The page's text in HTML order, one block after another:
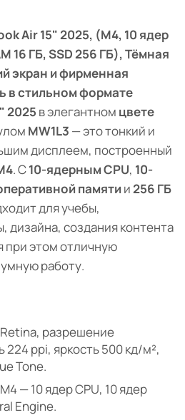
Air 15" 2025, (M4, 10 ядер
16 ГБ, SSD 256 ГБ), Тёмная
экран и фирменная
в стильном формате
2025 в элегантном цвете
MW1L3 — это тонкий и
дисплеем, построенный
. С10-ядерным CPU, 10-
памятии256 ГБ
для учебы,
дизайна, создания контента
при этом отличную
работу.
разрешение
224 ppi, яркость 500 кд/м²,
Tone.
— 10 ядер CPU, 10 ядер
Engine.